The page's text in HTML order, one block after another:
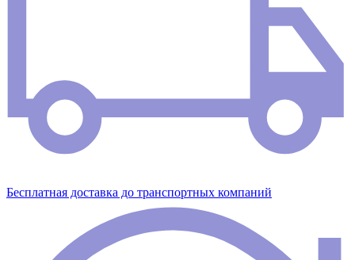
Бесплатная доставка до транспортных компаний